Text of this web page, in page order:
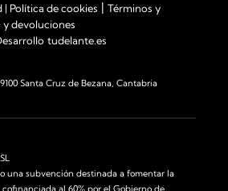
| Política de cookies | Términos y
y devoluciones
tudelante.es
Santa Cruz de Bezana, Cantabria
una subvención destinada a fomentar la